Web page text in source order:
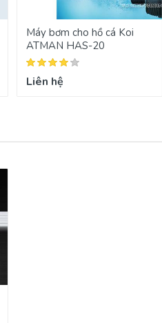
Máy bơm cho hồ cá Koi
ATMAN HAS-20
Liên hệ